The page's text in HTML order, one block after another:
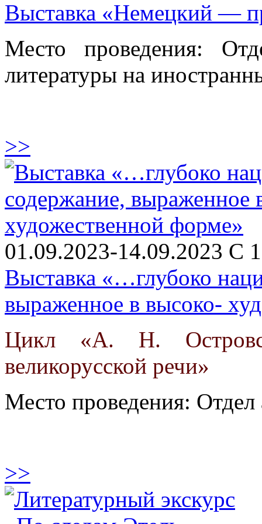
Выставка «Немецкий —
Место проведения:
литературы на
>>
01.09.2023-14.09.2023 С
Выставка «…глубоко
выраженное в высоко-
Цикл «А. Н.
великорусской речи»
Место проведения: Отдел
>>